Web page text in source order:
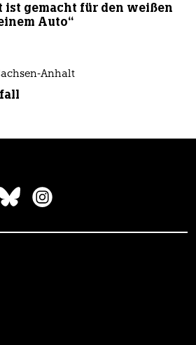
ist gemacht für den weißen
Auto“
Anhalt